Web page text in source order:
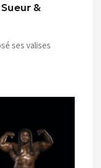
&
ses valises